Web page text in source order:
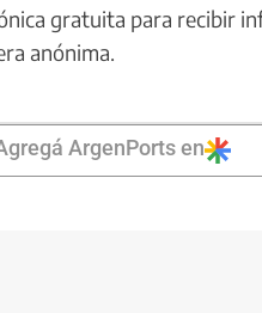
gratuita para recibir
anónima.
ArgenPorts en